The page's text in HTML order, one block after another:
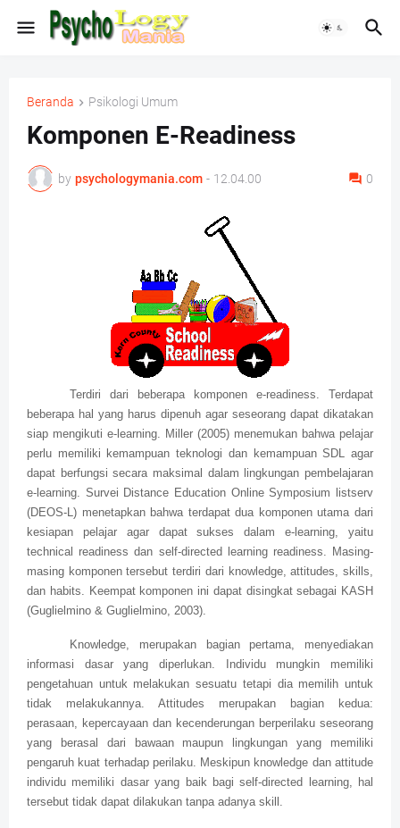
Beranda Psikologi Umum
Komponen E-Readiness
by psychologymania.com - 12.04.00 0
Terdiri dari beberapa komponen e-readiness. Terdapat
beberapa hal yang harus dipenuh agar seseorang dapat dikatakan
siap mengikuti e-learning. Miller (2005) menemukan bahwa pelajar
perlu memiliki kemampuan teknologi dan kemampuan SDL agar
dapat berfungsi secara maksimal dalam lingkungan pembelajaran
e-learning. Survei Distance Education Online Symposium listserv
(DEOS-L) menetapkan bahwa terdapat dua komponen utama dari
kesiapan pelajar agar dapat sukses dalam e-learning, yaitu
technical readiness dan self-directed learning readiness. Masing-
masing komponen tersebut terdiri dari knowledge, attitudes, skills,
dan habits. Keempat komponen ini dapat disingkat sebagai KASH
(Guglielmino & Guglielmino, 2003).
Knowledge, merupakan bagian pertama, menyediakan
informasi dasar yang diperlukan. Individu mungkin memiliki
pengetahuan untuk melakukan sesuatu tetapi dia memilih untuk
tidak melakukannya. Attitudes merupakan bagian kedua:
perasaan, kepercayaan dan kecenderungan berperilaku seseorang
yang berasal dari bawaan maupun lingkungan yang memiliki
pengaruh kuat terhadap perilaku. Meskipun knowledge dan attitude
individu memiliki dasar yang baik bagi self-directed learning, hal
tersebut tidak dapat dilakukan tanpa adanya skill.